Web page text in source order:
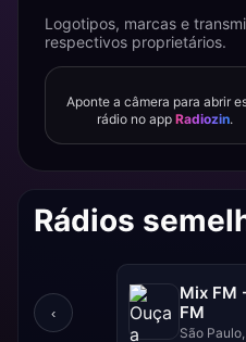
Logotipos, marcas e
respectivos proprietários.
Aponte a câmera para abrir
rádio no app Radiozin.
Rádios
‹
Mix FM
FM
São